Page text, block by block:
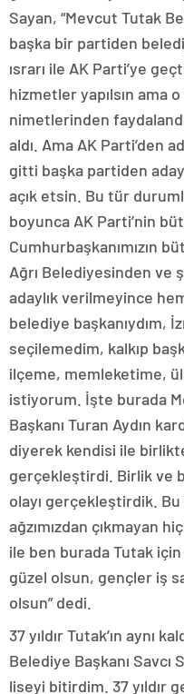
Sayan, “Mevcut Tutak
başka bir partiden
ısrarı ile AK Parti’ye
hizmetler yapılsın ama
nimetlerinden
aldı. Ama AK Parti’den
gitti başka partiden
açık etsin. Bu tür
boyunca AK Parti’nin
Cumhurbaşkanımızın
Ağrı Belediyesinden ve
adaylık verilmeyince
belediye başkanıydım,
seçilemedim, kalkıp
ilçeme, memleketime,
istiyorum. İşte burada
Başkanı Turan Aydın
diyerek kendisi ile
gerçekleştirdi. Birlik ve
olayı gerçekleştirdik. Bu
ağzımızdan çıkmayan
ile ben burada Tutak
güzel olsun, gençler iş
olsun” dedi.
37 yıldır Tutak’ın aynı
Belediye Başkanı Savcı
liseyi bitirdim. 37 yıldır